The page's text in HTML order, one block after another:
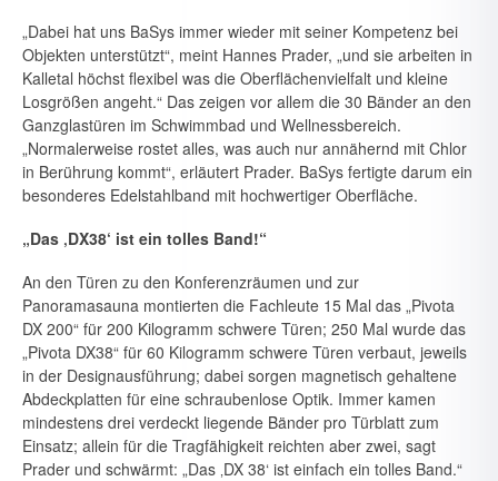
„Dabei hat uns BaSys immer wieder mit seiner Kompetenz bei
Objekten unterstützt“, meint Hannes Prader, „und sie arbeiten in
Kalletal höchst flexibel was die Oberflächenvielfalt und kleine
Losgrößen angeht.“ Das zeigen vor allem die 30 Bänder an den
Ganzglastüren im Schwimmbad und Wellnessbereich.
„Normalerweise rostet alles, was auch nur annä­hernd mit Chlor
in Berührung kommt“, erläutert Prader. BaSys fertigte darum ein
besonderes Edelstahlband mit hochwertiger Oberfläche.
„Das ‚DX38‘ ist ein tolles Band!“
An den Türen zu den Konferenzräumen und zur
Panoramasauna mon­tierten die Fachleute 15 Mal das „Pivota
DX 200“ für 200 Kilogramm schwere Türen; 250 Mal wurde das
„Pivota DX38“ für 60 Kilogramm schwere Türen verbaut, jeweils
in der Designausführung; dabei sorgen magnetisch gehaltene
Abdeckplatten für eine schraubenlose Optik. Im­mer kamen
mindestens drei verdeckt liegende Bänder pro Türblatt zum
Einsatz; allein für die Tragfähigkeit reichten aber zwei, sagt
Prader und schwärmt: „Das ‚DX 38‘ ist einfach ein tolles Band.“